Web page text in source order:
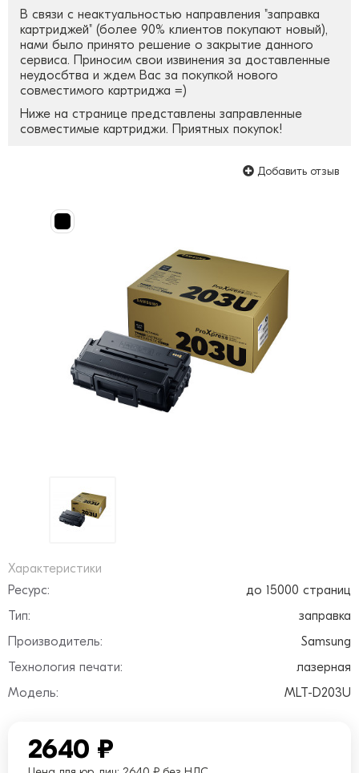
В связи с неактуальностью направления "заправка
картриджей" (более 90% клиентов покупают новый),
нами было принято решение о закрытие данного
сервиса. Приносим свои извинения за доставленные
неудосбтва и ждем Вас за покупкой нового
совместимого картриджа =)
Ниже на странице представлены заправленные
совместимые картриджи. Приятных покупок!
Добавить отзыв
Характеристики
Ресурс:
до 15000 страниц
Тип:
заправка
Производитель:
Samsung
Технология печати:
лазерная
Модель:
MLT-D203U
2640 ₽